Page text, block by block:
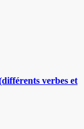
verbes et